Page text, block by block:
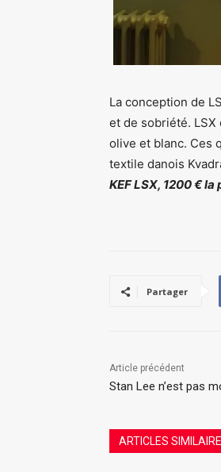
La conception de
et de sobriété.
olive et blanc. Ces
textile danois
KEF LSX, 1200 € la
Partager
Article précédent
Stan Lee n’est pas
ARTICLES